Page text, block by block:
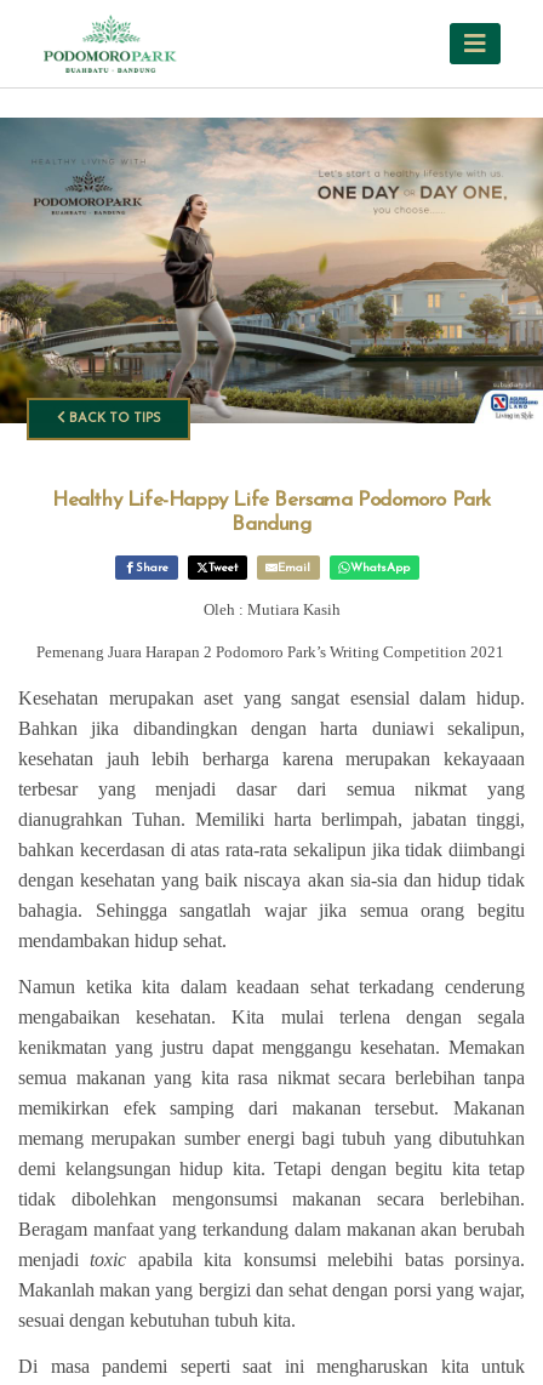
BACK TO TIPS
Healthy Life-Happy Life Bersama Podomoro Park
Bandung
Share Tweet Email WhatsApp
Oleh : Mutiara Kasih
Pemenang Juara Harapan 2 Podomoro Park’s Writing Competition 2021
Kesehatan merupakan aset yang sangat esensial dalam hidup.
Bahkan jika dibandingkan dengan harta duniawi sekalipun,
kesehatan jauh lebih berharga karena merupakan kekayaaan
terbesar yang menjadi dasar dari semua nikmat yang
dianugrahkan Tuhan. Memiliki harta berlimpah, jabatan tinggi,
bahkan kecerdasan di atas rata-rata sekalipun jika tidak diimbangi
dengan kesehatan yang baik niscaya akan sia-sia dan hidup tidak
bahagia. Sehingga sangatlah wajar jika semua orang begitu
mendambakan hidup sehat.
Namun ketika kita dalam keadaan sehat terkadang cenderung
mengabaikan kesehatan. Kita mulai terlena dengan segala
kenikmatan yang justru dapat menggangu kesehatan. Memakan
semua makanan yang kita rasa nikmat secara berlebihan tanpa
memikirkan efek samping dari makanan tersebut. Makanan
memang merupakan sumber energi bagi tubuh yang dibutuhkan
demi kelangsungan hidup kita. Tetapi dengan begitu kita tetap
tidak dibolehkan mengonsumsi makanan secara berlebihan.
Beragam manfaat yang terkandung dalam makanan akan berubah
menjaditoxic apabila kita konsumsi melebihi batas porsinya.
Makanlah makan yang bergizi dan sehat dengan porsi yang wajar,
sesuai dengan kebutuhan tubuh kita.
Di masa pandemi seperti saat ini mengharuskan kita untuk